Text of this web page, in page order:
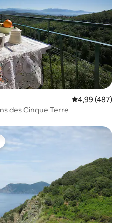
Évaluation
4,99 (487)
des Cinque Terre